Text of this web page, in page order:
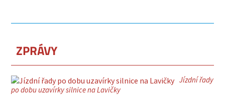
ZPRÁVY
Jízdní řady
po dobu uzavírky silnice na Lavičky